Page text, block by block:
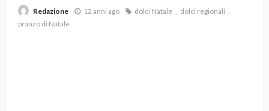
Redazione 12 anni ago dolci Natale
dolci regionali
pranzo di Natale